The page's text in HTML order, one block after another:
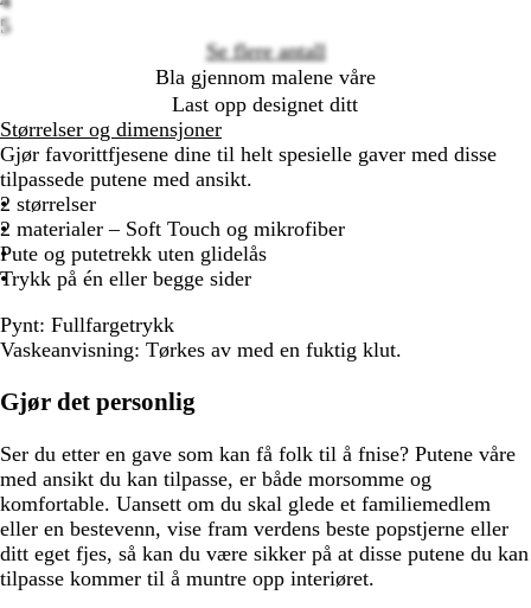
5
Se flere antall
Bla gjennom malene våre
Last opp designet ditt
Størrelser og dimensjoner
Gjør favorittfjesene dine til helt spesielle gaver med disse
tilpassede putene med ansikt.
2 størrelser
2 materialer – Soft Touch og mikrofiber
Pute og putetrekk uten glidelås
Trykk på én eller begge sider
Pynt: Fullfargetrykk
Vaskeanvisning: Tørkes av med en fuktig klut.
Gjør det personlig
Ser du etter en gave som kan få folk til å fnise? Putene våre
med ansikt du kan tilpasse, er både morsomme og
komfortable. Uansett om du skal glede et familiemedlem
eller en bestevenn, vise fram verdens beste popstjerne eller
ditt eget fjes, så kan du være sikker på at disse putene du kan
tilpasse kommer til å muntre opp interiøret.